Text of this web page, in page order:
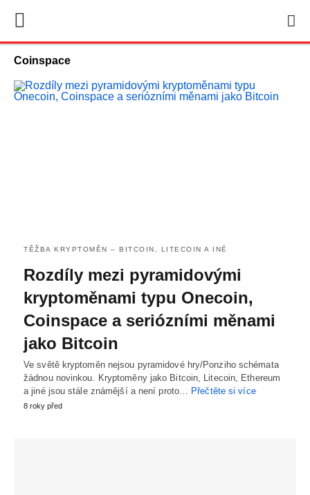
Coinspace
TĚŽBA KRYPTOMĚN – BITCOIN, LITECOIN A INÉ
Rozdíly mezi pyramidovými
kryptoměnami typu Onecoin,
Coinspace a seriózními měnami
jako Bitcoin
Ve světě kryp­to­měn nejsou pyra­midové hry/Ponziho schémata
žádnou novin­kou. Kryptoměny jako Bit­coin, Litecoin, Ethe­reum
a jiné jsou stále známější a není proto… Přečtěte si více
8 roky před